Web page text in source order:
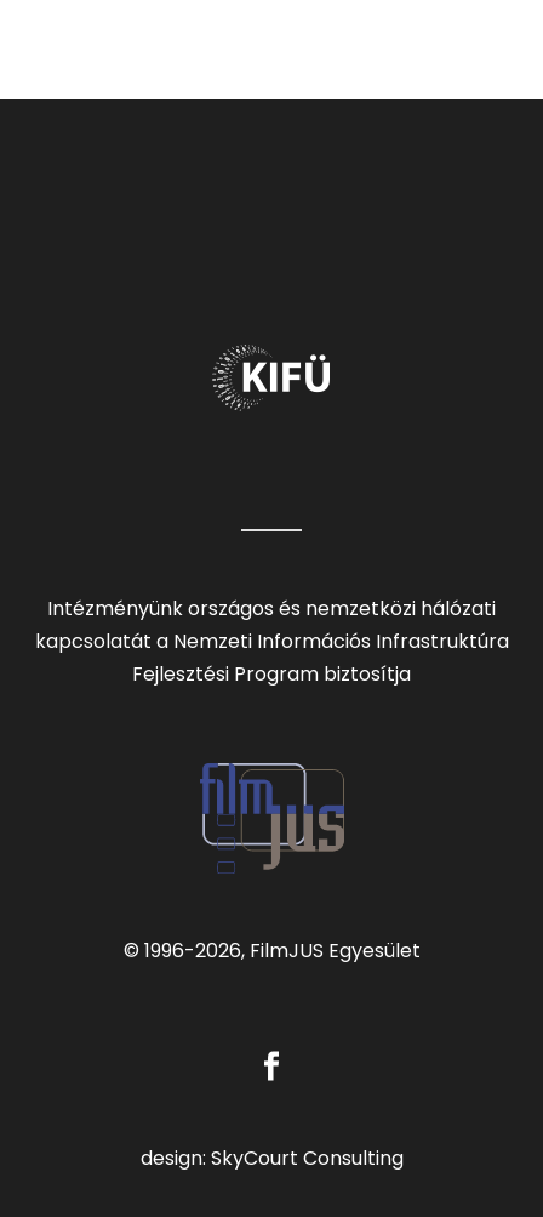
Intézményünk országos és nemzetközi hálózati
kapcsolatát a Nemzeti Információs Infrastruktúra
Fejlesztési Program biztosítja
© 1996-2026, FilmJUS Egyesület
design: SkyCourt Consulting